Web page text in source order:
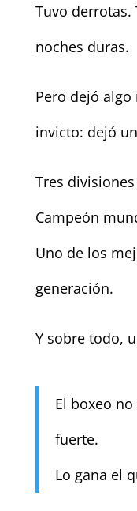
Tuvo derrotas.
noches duras.
Pero dejó
invicto: dejó
Tres
Campeón
Uno de los
generación.
Y sobre todo,
El boxeo
fuerte.
Lo gana el